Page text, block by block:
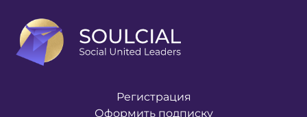
Регистрация
Оформить подписку